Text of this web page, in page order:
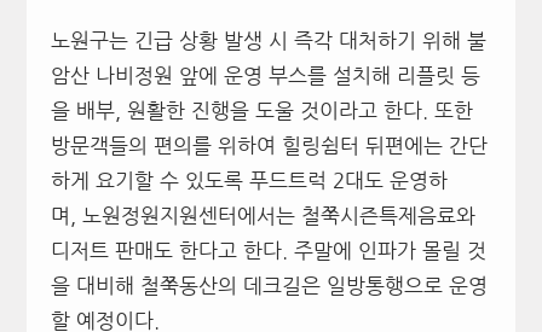
노원구는 긴급 상황 발생 시 즉각 대처하기 위해 불
암산 나비정원 앞에 운영 부스를 설치해 리플릿 등
을 배부, 원활한 진행을 도울 것이라고 한다. 또한
방문객들의 편의를 위하여 힐링쉼터 뒤편에는 간단
하게 요기할 수 있도록 푸드트럭 2대도 운영하
며, 노원정원지원센터에서는 철쭉시즌특제음료와
디저트 판매도 한다고 한다. 주말에 인파가 몰릴 것
을 대비해 철쭉동산의 데크길은 일방통행으로 운영
할 예정이다.